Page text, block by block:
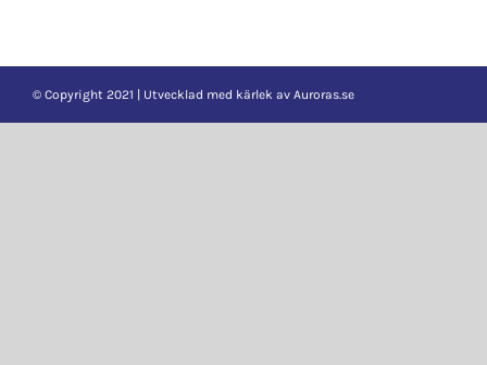
© Copyright 2021 | Utvecklad med kärlek av Auroras.se